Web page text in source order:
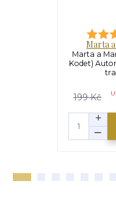
Marta
Marta a
Kodet)
199 Kč